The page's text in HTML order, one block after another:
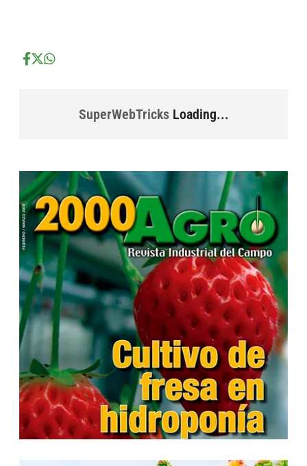
SuperWebTricksLoading...